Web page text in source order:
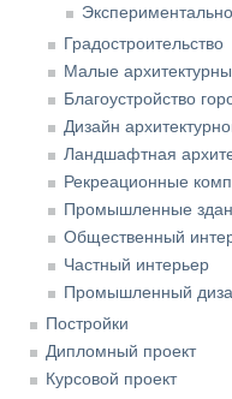
Градостроительство
Малые
Благоустройство
Дизайн
Ландшафтная
Рекреационные
Промышленные
Общественный
Частный интерьер
Промышленный
Постройки
Дипломный проект
Курсовой проект